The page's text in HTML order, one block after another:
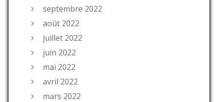
septembre 2022
août 2022
juillet 2022
juin 2022
mai 2022
avril 2022
mars 2022